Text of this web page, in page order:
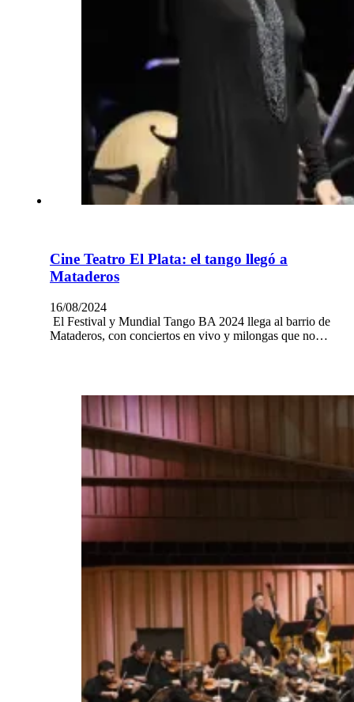
Cine Teatro El Plata: el tango llegó a
Mataderos
16/08/2024
El Festival y Mundial Tango BA 2024 llega al barrio de
Mataderos, con conciertos en vivo y milongas que no…